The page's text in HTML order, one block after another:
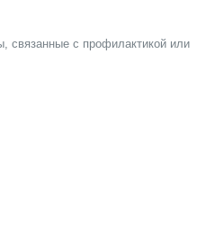
связанные с профилактикой или